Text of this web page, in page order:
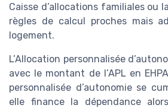
Caisse d’allocations familiales ou
règles de calcul proches mais
logement.
L’Allocation personnalisée
avec le montant de l’APL en
personnalisée d’autonomie se
elle finance la dépendance